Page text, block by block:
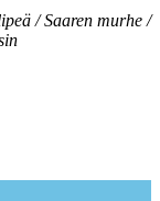
/ Saaren murhe /